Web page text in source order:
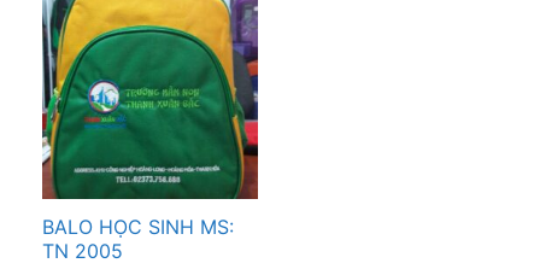
BALO HỌC SINH MS:
TN 2005